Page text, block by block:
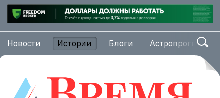
Новости Истории Блоги Астропрогноз